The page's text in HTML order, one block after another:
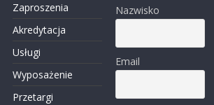
Zaproszenia
Akredytacja
Usługi
Wyposażenie
Przetargi
Nazwisko
Email